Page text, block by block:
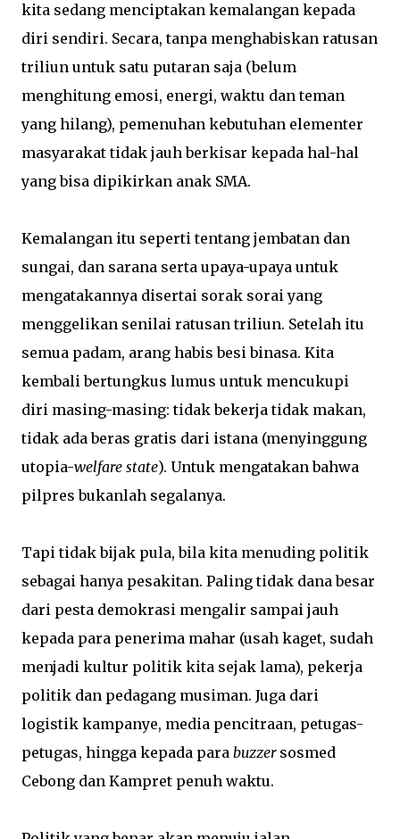
kita sedang menciptakan kemalangan kepada
diri sendiri. Secara, tanpa menghabiskan ratusan
triliun untuk satu putaran saja (belum
menghitung emosi, energi, waktu dan teman
yang hilang), pemenuhan kebutuhan elementer
masyarakat tidak jauh berkisar kepada hal-hal
yang bisa dipikirkan anak SMA.
Kemalangan itu seperti tentang jembatan dan
sungai, dan sarana serta upaya-upaya untuk
mengatakannya disertai sorak sorai yang
menggelikan senilai ratusan triliun. Setelah itu
semua padam, arang habis besi binasa. Kita
kembali bertungkus lumus untuk mencukupi
diri masing-masing: tidak bekerja tidak makan,
tidak ada beras gratis dari istana (menyinggung
utopia-welfare state). Untuk mengatakan bahwa
pilpres bukanlah segalanya.
Tapi tidak bijak pula, bila kita menuding politik
sebagai hanya pesakitan. Paling tidak dana besar
dari pesta demokrasi mengalir sampai jauh
kepada para penerima mahar (usah kaget, sudah
menjadi kultur politik kita sejak lama), pekerja
politik dan pedagang musiman. Juga dari
logistik kampanye, media pencitraan, petugas-
petugas, hingga kepada para buzzersosmed
Cebong dan Kampret penuh waktu.